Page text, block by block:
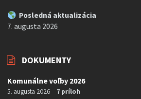
Posledná aktualizácia
7. augusta 2026
DOKUMENTY
Komunálne voľby 2026
5. augusta 2026 7 príloh